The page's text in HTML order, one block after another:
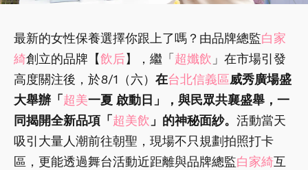
最新的女性保養選擇你跟上了嗎？由品牌總監白家
綺創立的品牌【飲后】，繼「 超孅飲 」在市場引發
高度關注後，於8/1（六） 在台北信義區威秀廣場盛
大舉辦「 超美一夏 啟動日」，與民眾共襄盛舉，一
同揭開全新品項「 超美飲 」的神秘面紗。 活動當天
吸引大量人潮前往朝聖，現場不只規劃拍照打卡
區，更能透過舞台活動近距離與品牌總監白家綺互